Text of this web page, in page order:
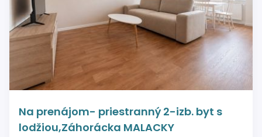
Na prenájom- priestranný 2-izb. byt s
lodžiou,Záhorácka MALACKY